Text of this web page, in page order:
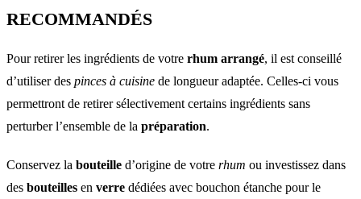
RECOMMANDÉS
Pour retirer les ingrédients de votre rhum arrangé, il est conseillé
d’utiliser des pinces à cuisine de longueur adaptée. Celles-ci vous
permettront de retirer sélectivement certains ingrédients sans
perturber l’ensemble de la préparation.
Conservez la bouteille d’origine de votre rhum ou investissez dans
des bouteilles en verre dédiées avec bouchon étanche pour le